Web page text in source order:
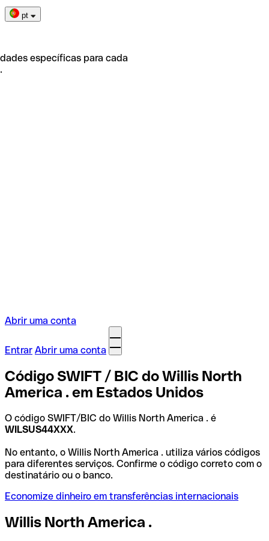
pt
específicas para cada
Abrir uma conta
Entrar Abrir uma conta
Código SWIFT / BIC do Willis North
America . em Estados Unidos
O código SWIFT/BIC do Willis North America . é
WILSUS44XXX.
No entanto, o Willis North America . utiliza vários códigos
para diferentes serviços. Confirme o código correto com o
destinatário ou o banco.
Economize dinheiro em transferências internacionais
Willis North America .